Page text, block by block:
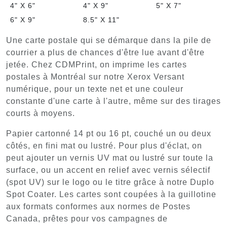
4" X 6" 4" X 9"
5" X 7"
6" X 9"
8.5" X 11"
Une carte postale qui se démarque dans la pile de
courrier a plus de chances d'être lue avant d'être
jetée. Chez CDMPrint, on imprime les cartes
postales à Montréal sur notre Xerox Versant
numérique, pour un texte net et une couleur
constante d'une carte à l'autre, même sur des tirages
courts à moyens.
Papier cartonné 14 pt ou 16 pt, couché un ou deux
côtés, en fini mat ou lustré. Pour plus d'éclat, on
peut ajouter un vernis UV mat ou lustré sur toute la
surface, ou un accent en relief avec vernis sélectif
(spot UV) sur le logo ou le titre grâce à notre Duplo
Spot Coater. Les cartes sont coupées à la guillotine
aux formats conformes aux normes de Postes
Canada, prêtes pour vos campagnes de